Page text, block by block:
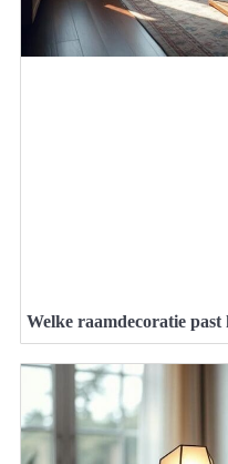
Welke raamdecoratie